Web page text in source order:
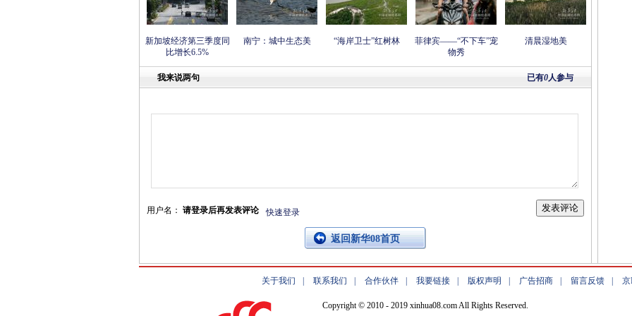
新加坡经济第三季度同
比增长6.5%
南宁：城中生态美 “海岸卫士”红树林
菲律宾——“不下车”宠
物秀
清晨湿地美
已有0人参与
我来说两句
用户名： 请登录后再发表评论 快速登录
返回新华08首页
关于我们 联系我们 合作伙伴 我要链接 版权声明 广告招商 留言反馈 京
Copyright © 2010 - 2019 xinhua08.com All Rights Reserved.